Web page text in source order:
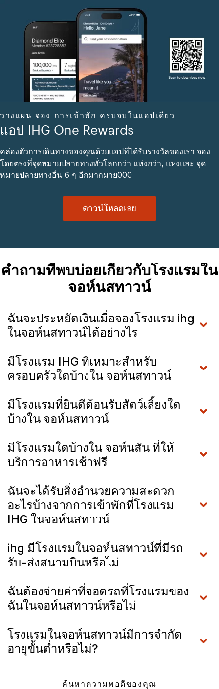
วางแผน จอง การเข้าพัก ครบจบในแอปเดียว
แอป IHG One Rewards
คล่องตัวการเดินทางของคุณด้วยแอปที่ได้รับรางวัลของเรา จอง
โดยตรงที่จุดหมายปลายทางทั่วโลกกว่า แห่งกว่า, แห่งและ จุด
หมายปลายทางอื่น 6 ๆ อีกมากมาย000
ดาวน์โหลดเลย
คำถามที่พบบ่อยเกี่ยวกับโรงแรมใน
จอห์นสทาวน์
ฉันจะประหยัดเงินเมื่อจองโรงแรม ihg
ในจอห์นสทาวน์ได้อย่างไร
มีโรงแรม IHG ที่เหมาะสำหรับ
ครอบครัวใดบ้างใน จอห์นสทาวน์
มีโรงแรมที่ยินดีต้อนรับสัตว์เลี้ยงใด
บ้างใน จอห์นสทาวน์
มีโรงแรมใดบ้างใน จอห์นสัน ที่ให้
บริการอาหารเช้าฟรี
ฉันจะได้รับสิ่งอำนวยความสะดวก
อะไรบ้างจากการเข้าพักที่โรงแรม
IHG ในจอห์นสทาวน์
ihg มีโรงแรมในจอห์นสทาวน์ที่มีรถ
รับ-ส่งสนามบินหรือไม่
ฉันต้องจ่ายค่าที่จอดรถที่โรงแรมของ
ฉันในจอห์นสทาวน์หรือไม่
โรงแรมในจอห์นสทาวน์มีการจำกัด
อายุขั้นต่ำหรือไม่?
ค้นหาความพอดีของคุณ